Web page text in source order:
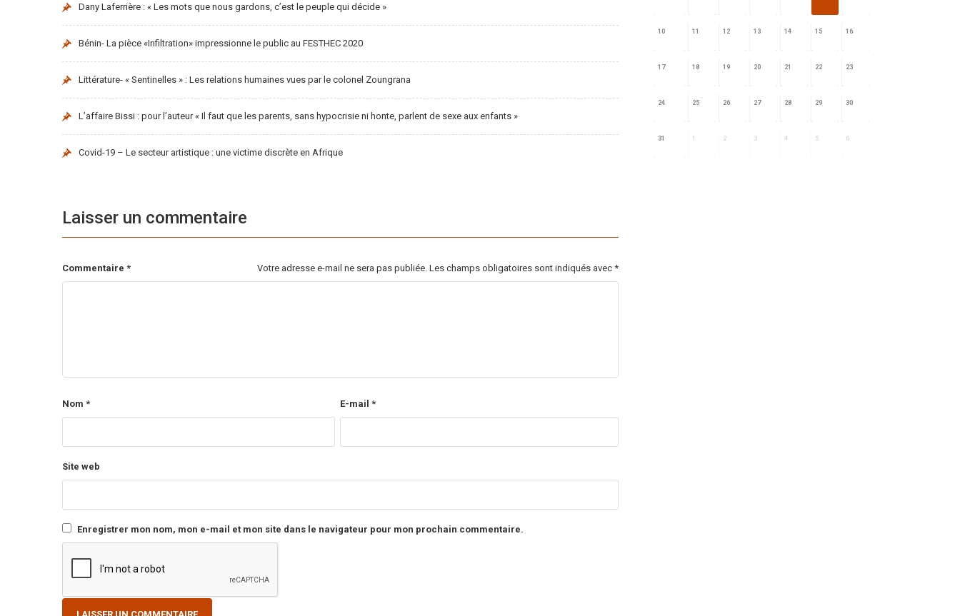
Dany Laferrière : « Les mots que nous gardons, c’est le peuple qui décide »
Bénin- La pièce «Infiltration» impressionne le public au FESTHEC 2020
Littérature- « Sentinelles » : Les relations humaines vues par le colonel Zoungrana
L’affaire Bissi : pour l’auteur « Il faut que les parents, sans hypocrisie ni honte, parlent de sexe aux enfants »
Covid-19 – Le secteur artistique : une victime discrète en Afrique
Laisser un commentaire
Votre adresse e-mail ne sera pas publiée. Les champs obligatoires sont indiqués avec *
Commentaire *
Nom * E-mail*
Site web
Enregistrer mon nom, mon e-mail et mon site dans le navigateur pour mon prochain commentaire.
10 11 12 13 14 15 16
17 18 19 20 21 22 23
24 25 26 27 28 29 30
31 1 2 3 4 5 6